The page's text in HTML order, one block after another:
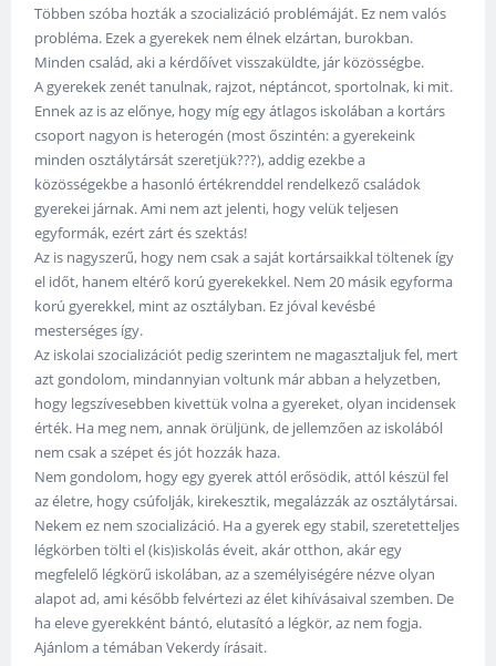
Többen szóba hozták a szocializáció problémáját. Ez nem valós
probléma. Ezek a gyerekek nem élnek elzártan, burokban.
Minden család, aki a kérdőívet visszaküldte, jár közösségbe.
A gyerekek zenét tanulnak, rajzot, néptáncot, sportolnak, ki mit.
Ennek az is az előnye, hogy míg egy átlagos iskolában a kortárs
csoport nagyon is heterogén (most őszintén: a gyerekeink
minden osztálytársát szeretjük???), addig ezekbe a
közösségekbe a hasonló értékrenddel rendelkező családok
gyerekei járnak. Ami nem azt jelenti, hogy velük teljesen
egyformák, ezért zárt és szektás!
Az is nagyszerű, hogy nem csak a saját kortársaikkal töltenek így
el időt, hanem eltérő korú gyerekekkel. Nem 20 másik egyforma
korú gyerekkel, mint az osztályban. Ez jóval kevésbé
mesterséges így.
Az iskolai szocializációt pedig szerintem ne magasztaljuk fel, mert
azt gondolom, mindannyian voltunk már abban a helyzetben,
hogy legszívesebben kivettük volna a gyereket, olyan incidensek
érték. Ha meg nem, annak örüljünk, de jellemzően az iskolából
nem csak a szépet és jót hozzák haza.
Nem gondolom, hogy egy gyerek attól erősödik, attól készül fel
az életre, hogy csúfolják, kirekesztik, megalázzák az osztálytársai.
Nekem ez nem szocializáció. Ha a gyerek egy stabil, szeretetteljes
légkörben tölti el (kis)iskolás éveit, akár otthon, akár egy
megfelelő légkörű iskolában, az a személyiségére nézve olyan
alapot ad, ami később felvértezi az élet kihívásaival szemben. De
ha eleve gyerekként bántó, elutasító a légkör, az nem fogja.
Ajánlom a témában Vekerdy írásait.